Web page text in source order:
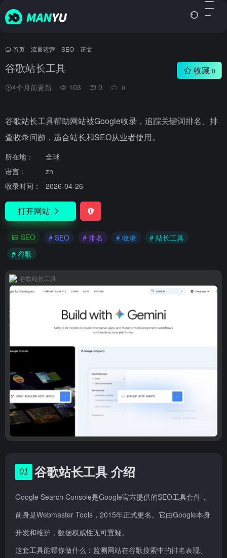
首页 流量运营 SEO 正文
谷歌站长工具
4个月前更新 103 0 0
收藏 0
谷歌站长工具帮助网站被Google收录，追踪关键词排名、排
查收录问题，适合站长和SEO从业者使用。
所在地：
全球
语言：
zh
收录时间：
2026-04-26
打开网站
SEO # SEO # 排名 # 收录
# 站长工具
# 谷歌
谷歌站长工具
01 谷歌站长工具 介绍
Google Search Console是Google官方提供的SEO工具套件，
前身是Webmaster Tools，2015年正式更名。它由Google本身
开发和维护，数据权威性无可置疑。
这套工具能帮你做什么：监测网站在谷歌搜索中的排名表现、